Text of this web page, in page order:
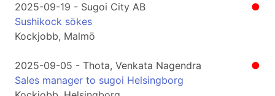
●
2025-09-19 - Sugoi City AB
Sushikock sökes
Kockjobb, Malmö
●
2025-09-05 - Thota, Venkata Nagendra
Sales manager to sugoi Helsingborg